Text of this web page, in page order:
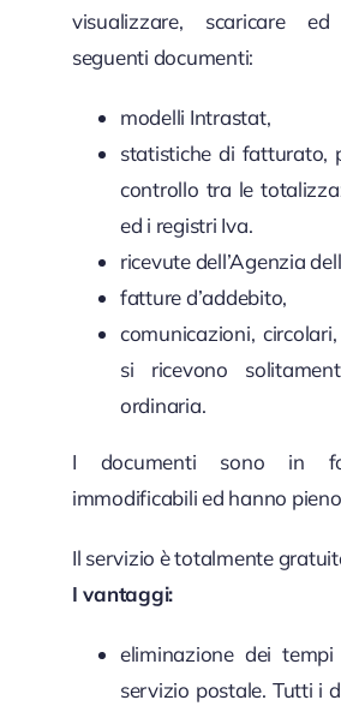
visualizzare, scaricare
seguenti documenti:
modelli Intrastat,
statistiche di fatturato,
controllo tra le
ed i registri Iva.
ricevute dell’Agenzia
fatture d’addebito,
comunicazioni,
si ricevono
ordinaria.
I documenti sono in
immodificabili ed hanno
Il servizio è totalmente
I vantaggi:
eliminazione dei
servizio postale. Tutti i